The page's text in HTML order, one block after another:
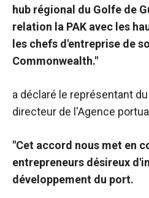
hub régional du Golfe de
relation la PAK avec les
les chefs d'entreprise de
Commonwealth."
a déclaré le représentant
directeur de l'Agence
"Cet accord nous met en
entrepreneurs désireux
développement du port.
contenus et
des offres
personnalisés.